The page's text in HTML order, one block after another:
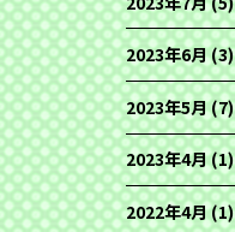
2023年6月(3)
2023年5月(7)
2023年4月(1)
2022年4月(1)